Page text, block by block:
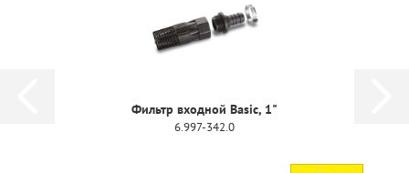
Фильтр входной Basic, 1"
6.997-342.0